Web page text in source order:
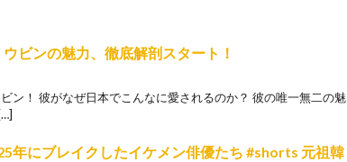
ビンの魅力、徹底解剖スタート！
ン！ 彼がなぜ日本でこんなに愛されるのか？ 彼の唯一無二の魅
年にブレイクしたイケメン俳優たち #shorts 元祖韓